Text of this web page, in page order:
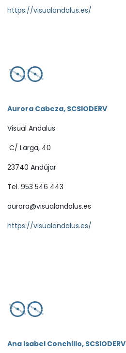
https://visualandalus.es/
Aurora Cabeza, SCSIODERV
Visual Andalus
C/ Larga, 40
23740 Andújar
Tel. 953 546 443
aurora@visualandalus.es
https://visualandalus.es/
Ana Isabel Conchillo, SCSIODERV